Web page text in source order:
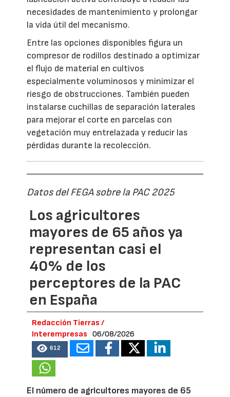
necesidades de mantenimiento y prolongar
la vida útil del mecanismo.
Entre las opciones disponibles figura un
compresor de rodillos destinado a optimizar
el flujo de material en cultivos
especialmente voluminosos y minimizar el
riesgo de obstrucciones. También pueden
instalarse cuchillas de separación laterales
para mejorar el corte en parcelas con
vegetación muy entrelazada y reducir las
pérdidas durante la recolección.
Datos del FEGA sobre la PAC 2025
Los agricultores
mayores de 65 años ya
representan casi el
40% de los
perceptores de la PAC
en España
Redacción Tierras /
Interempresas
06/08/2026
612
El número de agricultores mayores de 65